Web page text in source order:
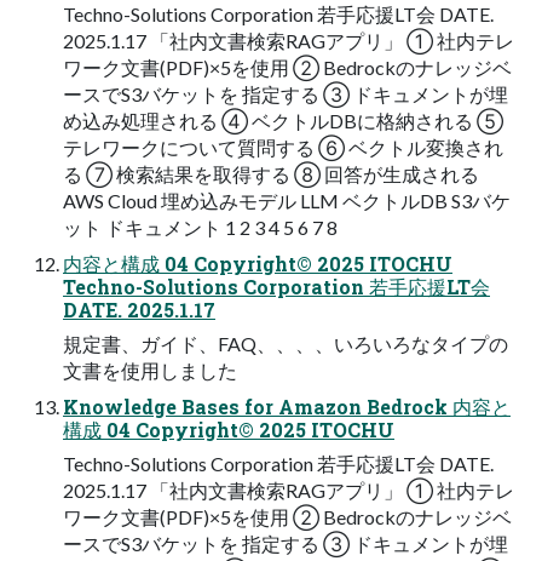
Techno-Solutions Corporation 若手応援LT会 DATE.
2025.1.17 「社内文書検索RAGアプリ」 ① 社内テレ
ワーク文書(PDF)×5を使用 ② Bedrockのナレッジベ
ースでS3バケットを 指定する ③ ドキュメントが埋
め込み処理される ④ ベクトルDBに格納される ⑤
テレワークについて質問する ⑥ ベクトル変換され
る ⑦ 検索結果を取得する ⑧ 回答が生成される
AWS Cloud 埋め込みモデル LLM ベクトルDB S3バケ
ット ドキュメント 1 2 3 4 5 6 7 8
内容と構成 04 Copyright© 2025 ITOCHU
Techno-Solutions Corporation 若手応援LT会
DATE. 2025.1.17
規定書、ガイド、FAQ、、、、いろいろなタイプの
文書を使用しました
Knowledge Bases for Amazon Bedrock 内容と
構成 04 Copyright© 2025 ITOCHU
Techno-Solutions Corporation 若手応援LT会 DATE.
2025.1.17 「社内文書検索RAGアプリ」 ① 社内テレ
ワーク文書(PDF)×5を使用 ② Bedrockのナレッジベ
ースでS3バケットを 指定する ③ ドキュメントが埋